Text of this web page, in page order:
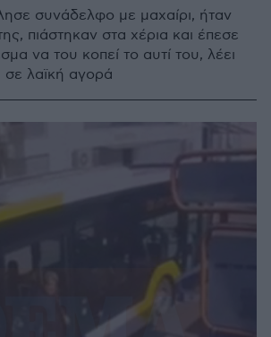
συνάδελφο με μαχαίρι, ήταν
πιάστηκαν στα χέρια και έπεσε
να του κοπεί το αυτί του, λέει
λαϊκή αγορά